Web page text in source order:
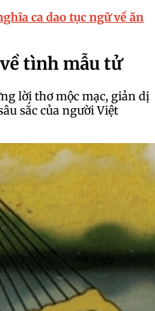
ca dao tục ngữ về ăn
tình mẫu tử
lời thơ mộc mạc, giản dị
sắc của người Việt